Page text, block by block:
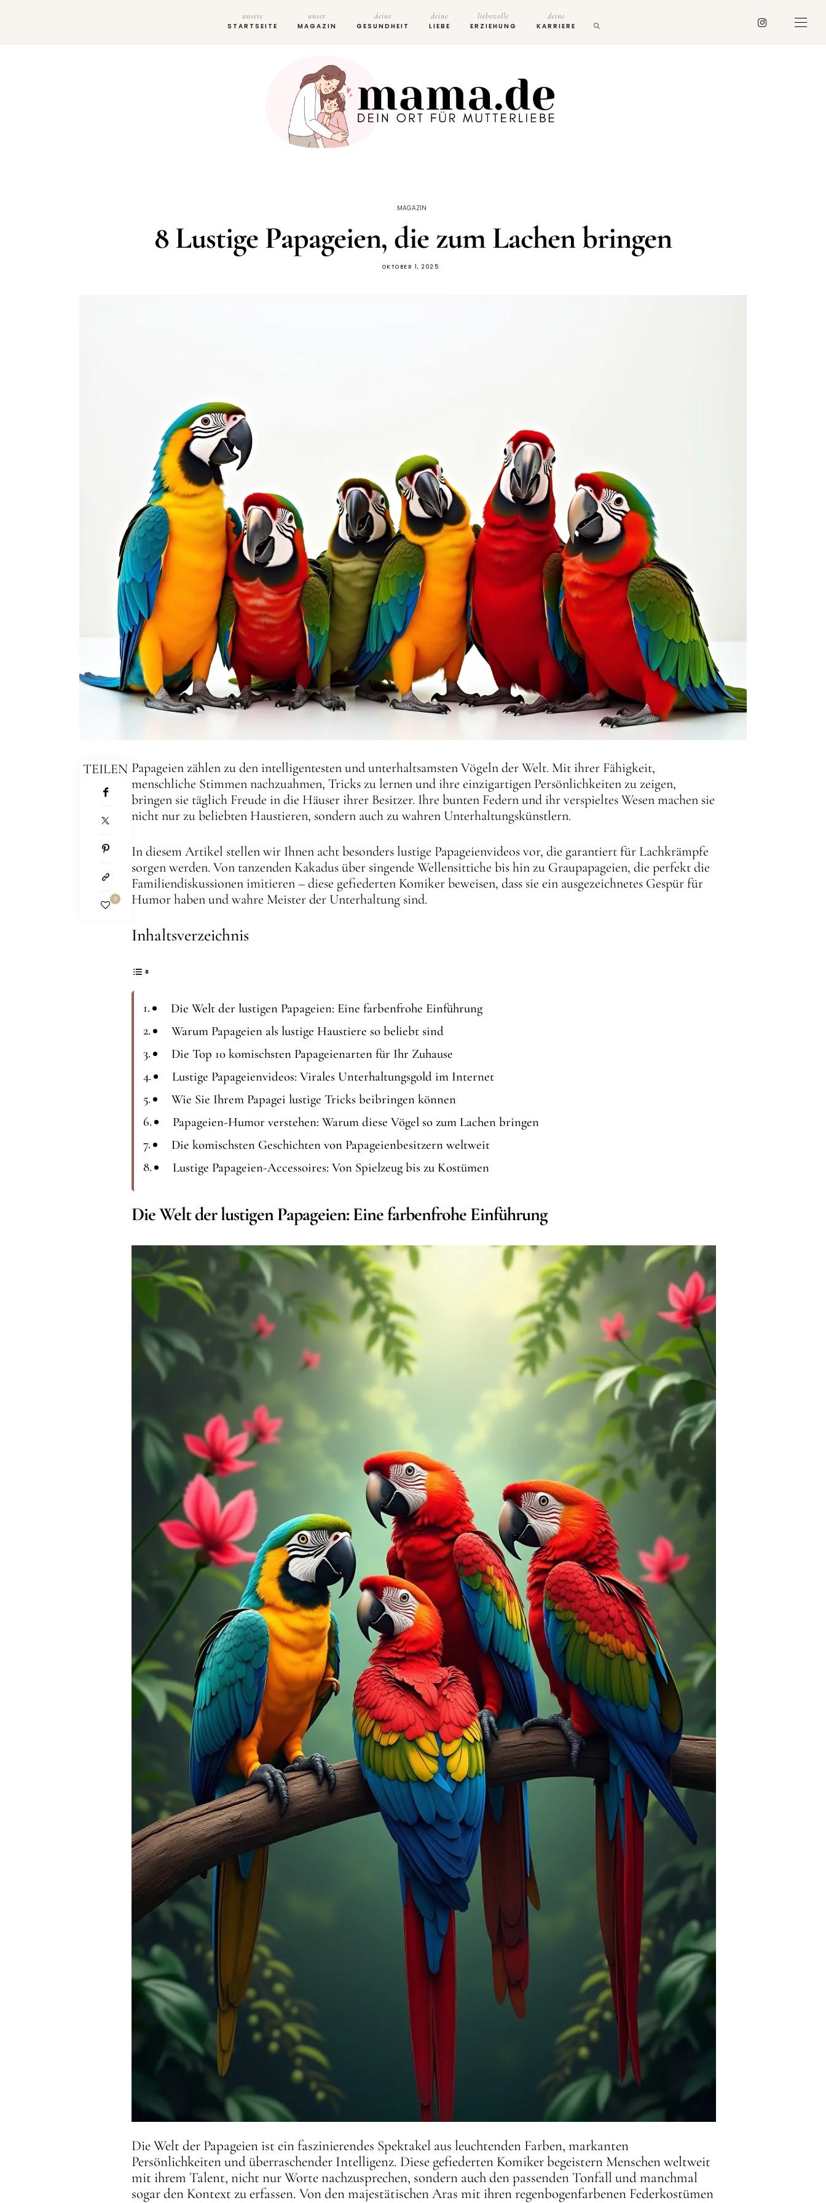
unsere
STARTSEITE
unser
MAGAZIN
deine
GESUNDHEIT
deine
LIEBE
liebevolle
ERZIEHUNG
deine
KARRIERE
MAGAZIN
8 Lustige Papageien, die zum Lachen bringen
OKTOBER 1, 2025
TEILEN
0
Papageien zählen zu den intelligentesten und unterhaltsamsten Vögeln der Welt. Mit ihrer Fähigkeit,
menschliche Stimmen nachzuahmen, Tricks zu lernen und ihre einzigartigen Persönlichkeiten zu zeigen,
bringen sie täglich Freude in die Häuser ihrer Besitzer. Ihre bunten Federn und ihr verspieltes Wesen machen sie
nicht nur zu beliebten Haustieren, sondern auch zu wahren Unterhaltungskünstlern.
In diesem Artikel stellen wir Ihnen acht besonders lustige Papageienvideos vor, die garantiert für Lachkrämpfe
sorgen werden. Von tanzenden Kakadus über singende Wellensittiche bis hin zu Graupapageien, die perfekt die
Familiendiskussionen imitieren – diese gefiederten Komiker beweisen, dass sie ein ausgezeichnetes Gespür für
Humor haben und wahre Meister der Unterhaltung sind.
Inhaltsverzeichnis
Die Welt der lustigen Papageien: Eine farbenfrohe Einführung
Warum Papageien als lustige Haustiere so beliebt sind
Die Top 10 komischsten Papageienarten für Ihr Zuhause
Lustige Papageienvideos: Virales Unterhaltungsgold im Internet
Wie Sie Ihrem Papagei lustige Tricks beibringen können
Papageien-Humor verstehen: Warum diese Vögel so zum Lachen bringen
Die komischsten Geschichten von Papageienbesitzern weltweit
Lustige Papageien-Accessoires: Von Spielzeug bis zu Kostümen
Die Welt der lustigen Papageien: Eine farbenfrohe Einführung
Die Welt der Papageien ist ein faszinierendes Spektakel aus leuchtenden Farben, markanten
Persönlichkeiten und überraschender Intelligenz. Diese gefiederten Komiker begeistern Menschen weltweit
mit ihrem Talent, nicht nur Worte nachzusprechen, sondern auch den passenden Tonfall und manchmal
sogar den Kontext zu erfassen. Von den majestätischen Aras mit ihren regenbogenfarbenen Federkostümen